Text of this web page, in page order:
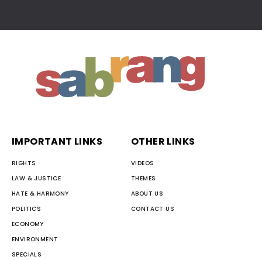
IMPORTANT LINKS
RIGHTS
LAW & JUSTICE
HATE & HARMONY
POLITICS
ECONOMY
ENVIRONMENT
SPECIALS
OTHER LINKS
VIDEOS
THEMES
ABOUT US
CONTACT US